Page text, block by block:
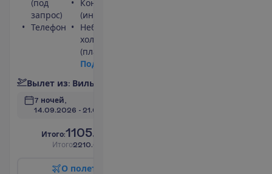
(под
запрос)
Телефон
Кондиционер
(индивидуальный)
Небольшой
холодильник
(платно)
Под
Вылет из: Виль
7 ночей,
14.09.2026 - 21.09.2026
Итого:1105.00
Итого2210.00
О полет